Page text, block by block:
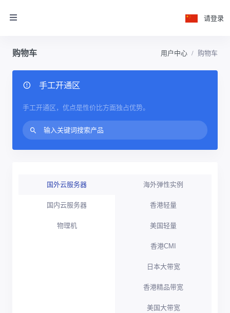
请登录
购物车 用户中心 购物车
手工开通区
手工开通区，优点是性价比方面独占优势。
国外云服务器
国内云服务器
物理机
海外弹性实例
香港轻量
美国轻量
香港CMI
日本大带宽
香港精品带宽
美国大带宽